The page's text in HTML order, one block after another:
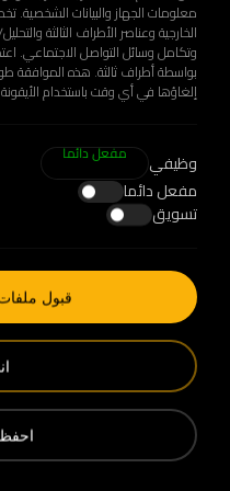
+90 212 678 13 13
Bedrettin Dalan Blv.
/ Istanbul / Türkiye
معلومات الجهاز والبيانات الشخصية.
الخارجية وعناصر الأطراف الثالثة
وتكامل وسائل التواصل الاجتماعي.
بواسطة أطراف ثالثة. هذه الموافقة
إلغاؤها في أي وقت باستخدام
وظيفي مفعل دائما
مفعل دائما
تسويق
قبول
احفظ